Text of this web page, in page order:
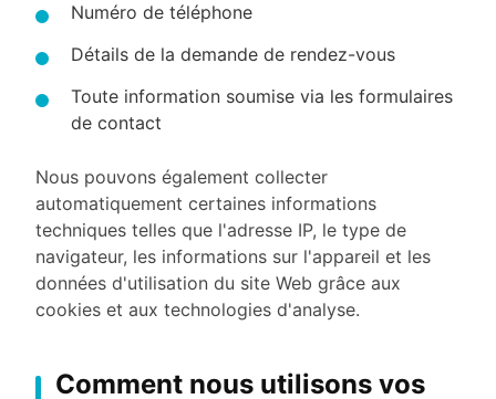
Numéro de téléphone
Détails de la demande de rendez-vous
Toute information soumise via les formulaires
de contact
Nous pouvons également collecter
automatiquement certaines informations
techniques telles que l'adresse IP, le type de
navigateur, les informations sur l'appareil et les
données d'utilisation du site Web grâce aux
cookies et aux technologies d'analyse.
Comment nous utilisons vos